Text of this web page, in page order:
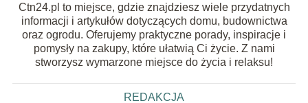
Ctn24.pl to miejsce, gdzie znajdziesz wiele przydatnych
informacji i artykułów dotyczących domu, budownictwa
oraz ogrodu. Oferujemy praktyczne porady, inspiracje i
pomysły na zakupy, które ułatwią Ci życie. Z nami
stworzysz wymarzone miejsce do życia i relaksu!
REDAKCJA